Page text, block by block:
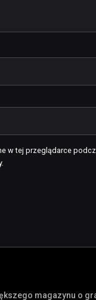
w tej przeglądarce
magazynu o